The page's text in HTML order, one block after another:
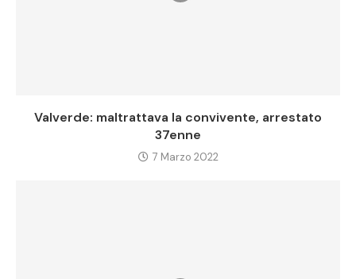
Valverde: maltrattava la convivente, arrestato
37enne
7 Marzo 2022